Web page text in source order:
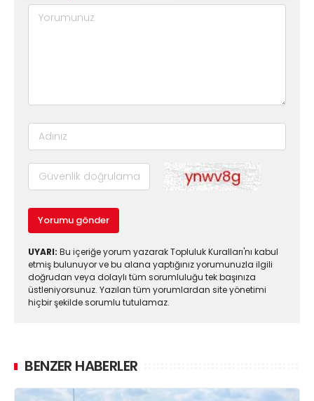
Yorumu gönder
UYARI: Bu içeriğe yorum yazarak Topluluk Kuralları'nı kabul
etmiş bulunuyor ve bu alana yaptığınız yorumunuzla ilgili
doğrudan veya dolaylı tüm sorumluluğu tek başınıza
üstleniyorsunuz. Yazılan tüm yorumlardan site yönetimi
hiçbir şekilde sorumlu tutulamaz.
BENZER HABERLER